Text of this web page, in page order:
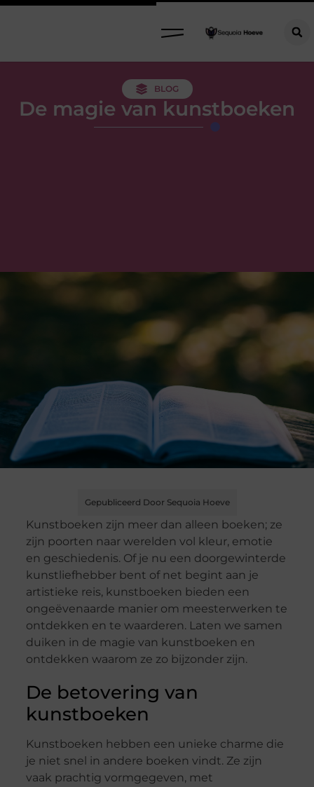
BLOG
De magie van kunstboeken
Gepubliceerd Door Sequoia Hoeve
Kunstboeken zijn meer dan alleen boeken; ze
zijn poorten naar werelden vol kleur, emotie
en geschiedenis. Of je nu een doorgewinterde
kunstliefhebber bent of net begint aan je
artistieke reis, kunstboeken bieden een
ongeëvenaarde manier om meesterwerken te
ontdekken en te waarderen. Laten we samen
duiken in de magie van kunstboeken en
ontdekken waarom ze zo bijzonder zijn.
De betovering van
kunstboeken
Kunstboeken hebben een unieke charme die
je niet snel in andere boeken vindt. Ze zijn
vaak prachtig vormgegeven, met